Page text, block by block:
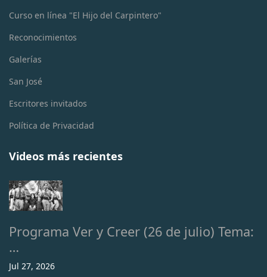
Curso en línea "El Hijo del Carpintero"
Reconocimientos
Galerías
San José
Escritores invitados
Política de Privacidad
Videos más recientes
Programa Ver y Creer (26 de julio) Tema:
…
Jul 27, 2026